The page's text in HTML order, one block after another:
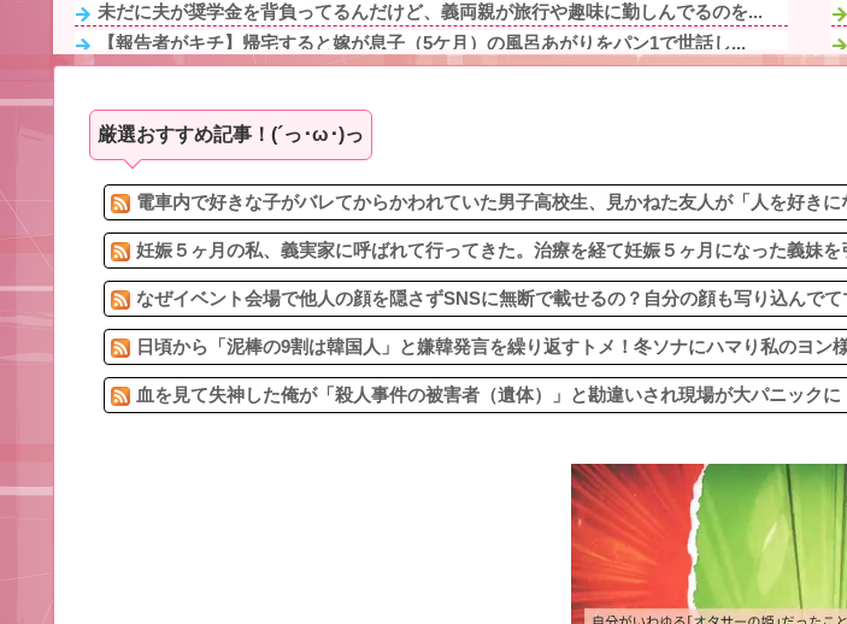
未だに夫が奨学金を背負ってるんだけど、義両親が旅行や趣味に勤しんでるのを...
【報告者がキチ】帰宅すると嫁が息子（5ケ月）の風呂あがりをパン1で世話し...
【衝撃】母に靴投げつけて父側に逃亡した妹「相続放棄の一筆書いて下さい。将...
急いで曲がり角を曲がったとき、すごい衝撃を受けてリアルに2ｍくらいふっと...
旦那の同僚女が旦那の元カノ。なのにしょっちゅうペアで仕事してて遅くまで残...
嫁浮気発覚後１年。再構築中だった。嫁が嫁友と電話「来週、木曜の昼だったら...
厳選おすすめ記事！(´っ･ω･)っ
電車内で好きな子がバレてからかわれていた男子高校生、見かねた友人が「人を好き
妊娠５ヶ月の私、義実家に呼ばれて行ってきた。治療を経て妊娠５ヶ月になった義妹を
なぜイベント会場で他人の顔を隠さずSNSに無断で載せるの？自分の顔も写り込んで
日頃から「泥棒の9割は韓国人」と嫌韓発言を繰り返すトメ！冬ソナにハマり私のヨン
血を見て失神した俺が「殺人事件の被害者（遺体）」と勘違いされ現場が大パニック